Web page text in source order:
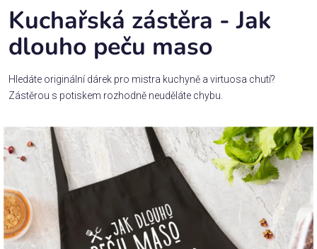
Dárek
pro
Rodina
/
Povolání,
zájmy a
Příležitosti
Kuchařská zástěra - Jak
dlouho peču maso
Hledáte originální dárek pro mistra kuchyně a virtuosa chutí?
Zástěrou s potiskem rozhodně neuděláte chybu.